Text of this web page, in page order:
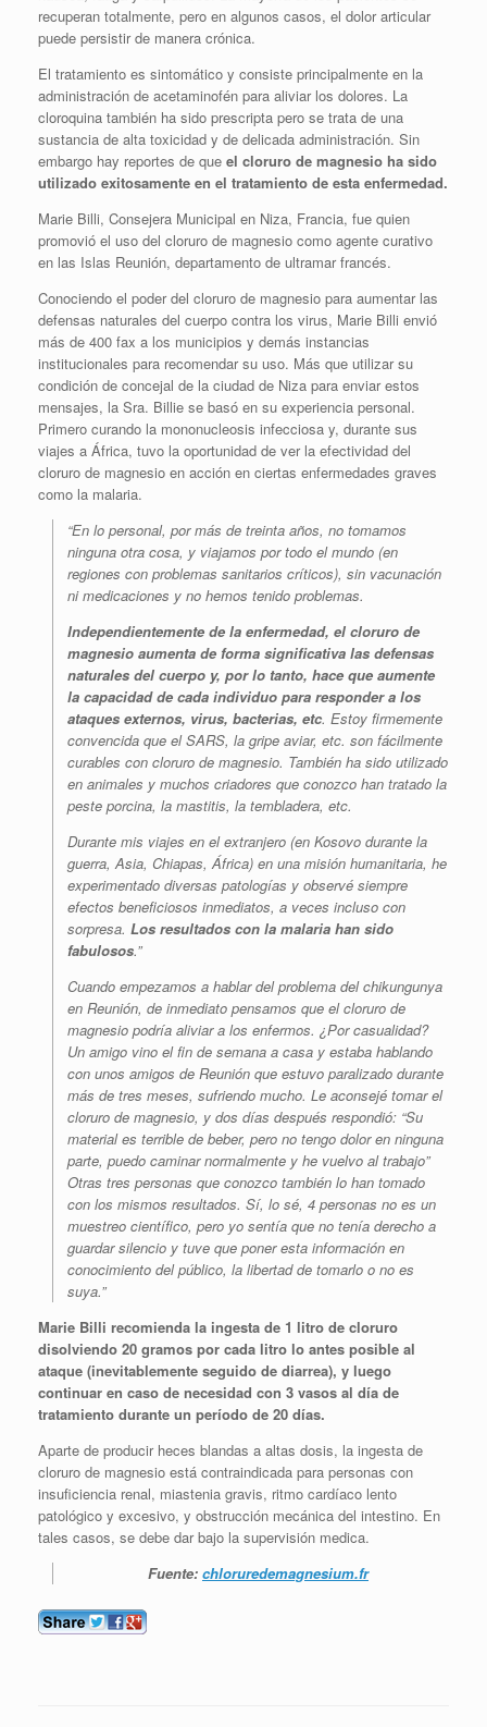
recuperan totalmente, pero en algunos casos, el dolor articular
puede persistir de manera crónica.
El tratamiento es sintomático y consiste principalmente en la
administración de acetaminofén para aliviar los dolores. La
cloroquina también ha sido prescripta pero se trata de una
sustancia de alta toxicidad y de delicada administración. Sin
embargo hay reportes de que el cloruro de magnesio ha sido
utilizado exitosamente en el tratamiento de esta enfermedad.
Marie Billi, Consejera Municipal en Niza, Francia, fue quien
promovió el uso del cloruro de magnesio como agente curativo
en las Islas Reunión, departamento de ultramar francés.
Conociendo el poder del cloruro de magnesio para aumentar las
defensas naturales del cuerpo contra los virus, Marie Billi envió
más de 400 fax a los municipios y demás instancias
institucionales para recomendar su uso. Más que utilizar su
condición de concejal de la ciudad de Niza para enviar estos
mensajes, la Sra. Billie se basó en su experiencia personal.
Primero curando la mononucleosis infecciosa y, durante sus
viajes a África, tuvo la oportunidad de ver la efectividad del
cloruro de magnesio en acción en ciertas enfermedades graves
como la malaria.
“En lo personal, por más de treinta años, no tomamos
ninguna otra cosa, y viajamos por todo el mundo (en
regiones con problemas sanitarios críticos), sin vacunación
ni medicaciones y no hemos tenido problemas.
Independientemente de la enfermedad, el cloruro de
magnesio aumenta de forma significativa las defensas
naturales del cuerpo y, por lo tanto, hace que aumente
la capacidad de cada individuo para responder a los
ataques externos, virus, bacterias, etc. Estoy firmemente
convencida que el SARS, la gripe aviar, etc. son fácilmente
curables con cloruro de magnesio. También ha sido utilizado
en animales y muchos criadores que conozco han tratado la
peste porcina, la mastitis, la tembladera, etc.
Durante mis viajes en el extranjero (en Kosovo durante la
guerra, Asia, Chiapas, África) en una misión humanitaria, he
experimentado diversas patologías y observé siempre
efectos beneficiosos inmediatos, a veces incluso con
sorpresa. Los resultados con la malaria han sido
fabulosos.”
Cuando empezamos a hablar del problema del chikungunya
en Reunión, de inmediato pensamos que el cloruro de
magnesio podría aliviar a los enfermos. ¿Por casualidad?
Un amigo vino el fin de semana a casa y estaba hablando
con unos amigos de Reunión que estuvo paralizado durante
más de tres meses, sufriendo mucho. Le aconsejé tomar el
cloruro de magnesio, y dos días después respondió: “Su
material es terrible de beber, pero no tengo dolor en ninguna
parte, puedo caminar normalmente y he vuelvo al trabajo”
Otras tres personas que conozco también lo han tomado
con los mismos resultados. Sí, lo sé, 4 personas no es un
muestreo científico, pero yo sentía que no tenía derecho a
guardar silencio y tuve que poner esta información en
conocimiento del público, la libertad de tomarlo o no es
suya.”
Marie Billi recomienda la ingesta de 1 litro de cloruro
disolviendo 20 gramos por cada litro lo antes posible al
ataque (inevitablemente seguido de diarrea), y luego
continuar en caso de necesidad con 3 vasos al día de
tratamiento durante un período de 20 días.
Aparte de producir heces blandas a altas dosis, la ingesta de
cloruro de magnesio está contraindicada para personas con
insuficiencia renal, miastenia gravis, ritmo cardíaco lento
patológico y excesivo, y obstrucción mecánica del intestino. En
tales casos, se debe dar bajo la supervisión medica.
Fuente: chloruredemagnesium.fr